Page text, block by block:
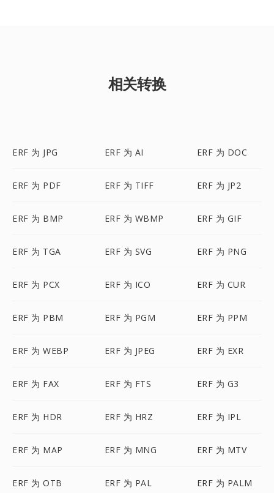
相关转换
ERF 为 JPG ERF 为 AI ERF 为 DOC
ERF 为 PDF ERF 为 TIFF ERF 为 JP2
ERF 为 BMP ERF 为 WBMP ERF 为 GIF
ERF 为 TGA ERF 为 SVG ERF 为 PNG
ERF 为 PCX ERF 为 ICO ERF 为 CUR
ERF 为 PBM ERF 为 PGM ERF 为 PPM
ERF 为 WEBP ERF 为 JPEG ERF 为 EXR
ERF 为 FAX ERF 为 FTS ERF 为 G3
ERF 为 HDR ERF 为 HRZ ERF 为 IPL
ERF 为 MAP ERF 为 MNG ERF 为 MTV
ERF 为 OTB ERF 为 PAL ERF 为 PALM